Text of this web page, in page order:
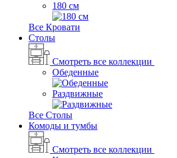
180 см
Все Кровати
Столы
Смотреть все коллекции
Обеденные
Раздвижные
Все Столы
Комоды и тумбы
Смотреть все коллекции